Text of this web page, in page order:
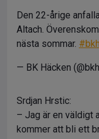
Den 22-årige
Altach.
nästa sommar.
— BK Häcken
Srdjan Hrstic:
– Jag är en väldigt
kommer att bli ett